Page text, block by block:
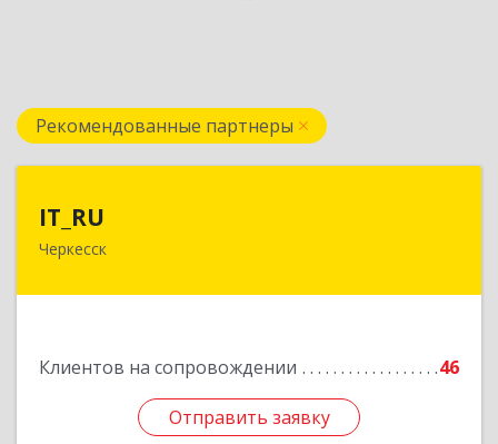
Рекомендованные партнеры
IT_RU
Черкесск
Клиентов на сопровождении 46
Отправить заявку
Отправить заявку